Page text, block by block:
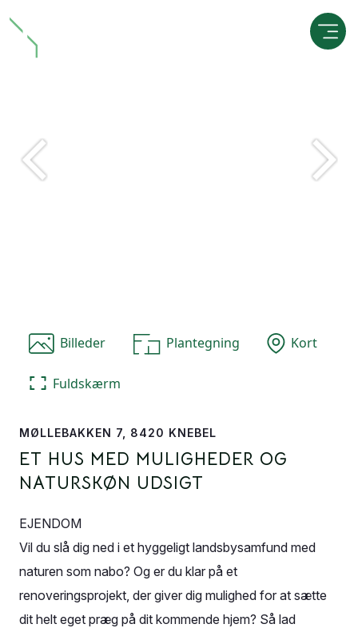
Billeder Plantegning Kort
Fuldskærm
MØLLEBAKKEN 7, 8420 KNEBEL
ET HUS MED MULIGHEDER OG
NATURSKØN UDSIGT
EJENDOM
Vil du slå dig ned i et hyggeligt landsbysamfund med
naturen som nabo? Og er du klar på et
renoveringsprojekt, der giver dig mulighed for at sætte
dit helt eget præg på dit kommende hjem? Så lad